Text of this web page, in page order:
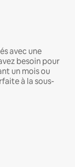
avec une
besoin pour
un mois ou
à la sous-